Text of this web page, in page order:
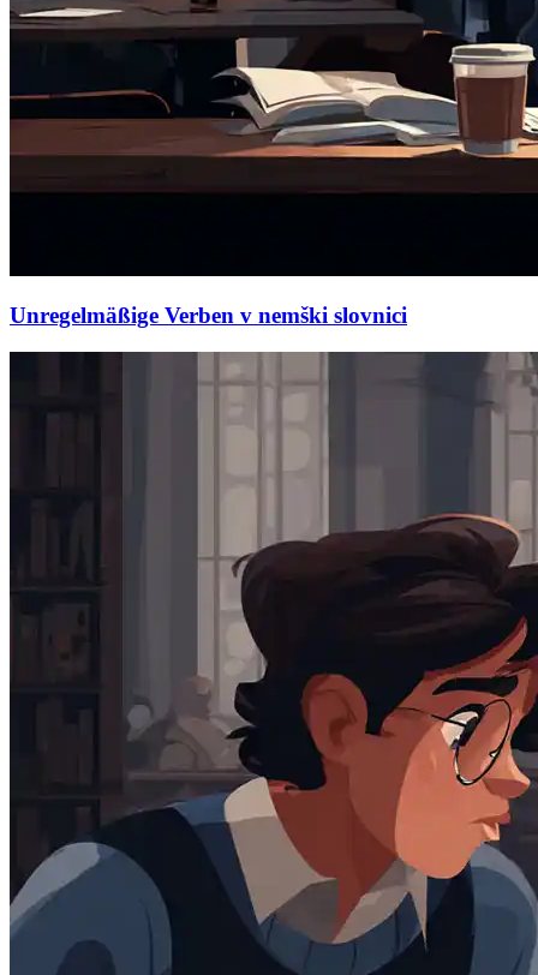
Unregelmäßige Verben v nemški slovnici